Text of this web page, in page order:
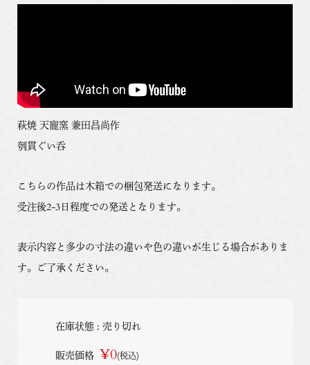
萩焼 天寵窯 兼田昌尚作
刳貫ぐい呑
こちらの作品は木箱での梱包発送になります。
受注後2-3日程度での発送となります。
表示内容と多少の寸法の違いや色の違いが生じる場合がありま
す。ご了承ください。
在庫状態 : 売り切れ
販売価格 ¥0(税込)